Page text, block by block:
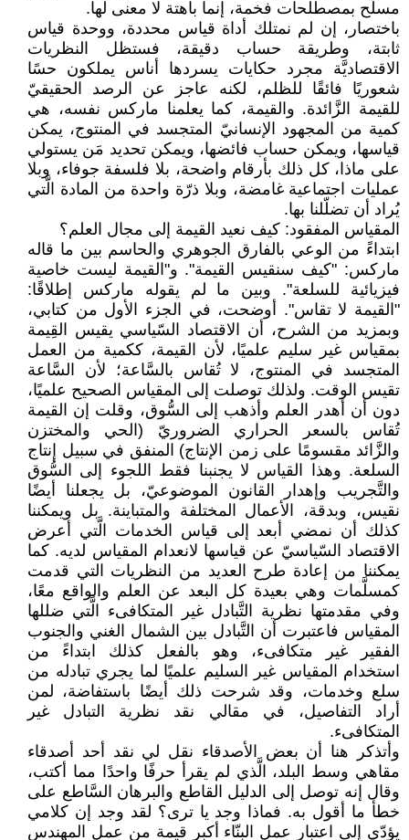
مسلّح بمصطلحات فخمة، إنما باهتة لا معنى لها.
باختصار، إن لم نمتلك أداة قياس محددة، ووحدة قياس
ثابتة، وطريقة حساب دقيقة، فستظل النظريات
الاقتصاديَّة مجرد حكايات يسردها أناس يملكون حسًا
شعوريًا فائقًا للظلم، لكنه عاجز عن الرصد الحقيقيّ
للقيمة الزَّائدة. والقيمة، كما يعلمنا ماركس نفسه، هي
كمية من المجهود الإنسانيّ المتجسد في المنتوج، يمكن
قياسها، ويمكن حساب فائضها، ويمكن تحديد مَن يستولي
على ماذا، كل ذلك بأرقام واضحة، بلا فلسفة جوفاء، وبلا
عمليات اجتماعية غامضة، وبلا ذرّة واحدة من المادة الَّتي
يُراد أن تضلّلنا بها.
المقياس المفقود: كيف نعيد القيمة إلى مجال العلم؟
ابتداءً من الوعي بالفارق الجوهري والحاسم بين ما قاله
ماركس: "كيف سنقيس القيمة". و"القيمة ليست خاصية
فيزيائية للسلعة". وبين ما لم يقوله ماركس إطلاقًا:
"القيمة لا تقاس". أوضحت، في الجزء الأول من كتابي،
وبمزيد من الشرح، أن الاقتصاد السّياسي يقيس القِيمة
بمقياس غير سليم علميًا، لأن القيمة، ككمية من العمل
المتجسد في المنتوج، لا تُقاس بالسَّاعة؛ لأن السَّاعة
تقيس الوقت. ولذلك توصلت إلى المقياس الصحيح علميًا،
دون أن أهدر العلم وأذهب إلى السُّوق، وقلت إن القيمة
تُقاس بالسعر الحراري الضروريّ (الحي والمختزن
والزَّائد مقسومًا على زمن الإنتاج) المنفق في سبيل إنتاج
السلعة. وهذا القياس لا يجنبنا فقط اللجوء إلى السُّوق
والتَّجريب وإهدار القانون الموضوعيّ، بل يجعلنا أيضًا
نقيس، وبدقة، الأعمال المختلفة والمتباينة. بل ويمكننا
كذلك أن نمضي أبعد إلى قياس الخدمات الَّتي أعرض
الاقتصاد السّياسيّ عن قياسها لانعدام المقياس لديه. كما
يمكننا من إعادة طرح العديد من النظريات التي قدمت
كمسلَّمات وهي بعيدة كل البعد عن العلم والواقع معًا،
وفي مقدمتها نظرية التَّبادل غير المتكافىء الَّتي ضللها
المقياس فاعتبرت أن التَّبادل بين الشمال الغني والجنوب
الفقير غير متكافىء، وهو بالفعل كذلك ابتداءً من
استخدام المقياس غير السليم علميًا لما يجري تبادله من
سلع وخدمات، وقد شرحت ذلك أيضًا باستفاضة، لمن
أراد التفاصيل، في مقالي نقد نظرية التبادل غير
المتكافىء.
وأتذكر هنا أن بعض الأصدقاء نقل لي نقد أحد أصدقاء
مقاهي وسط البلد، الَّذي لم يقرأ حرفًا واحدًا مما أكتب،
وقال إنه توصل إلى الدليل القاطع والبرهان السَّاطع على
خطأ ما أقول به. فماذا وجد يا ترى؟ لقد وجد إن كلامي
يؤدّي إلى اعتبار عمل البنّاء أكبر قيمة من عمل المهندس